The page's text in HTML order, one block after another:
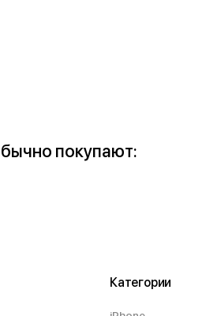
покупают:
Категории